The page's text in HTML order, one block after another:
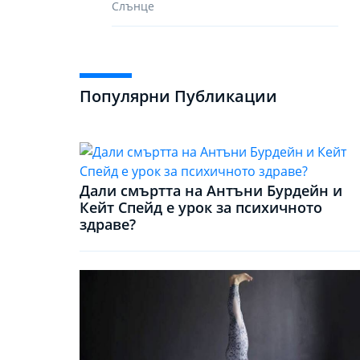
Слънце
Популярни Публикации
Дали смъртта на Антъни Бурдейн и
Кейт Спейд е урок за психичното
здраве?